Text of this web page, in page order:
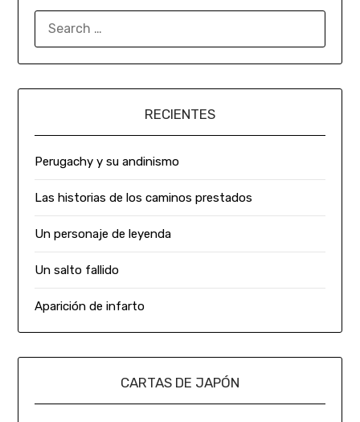
RECIENTES
Perugachy y su andinismo
Las historias de los caminos prestados
Un personaje de leyenda
Un salto fallido
Aparición de infarto
CARTAS DE JAPÓN